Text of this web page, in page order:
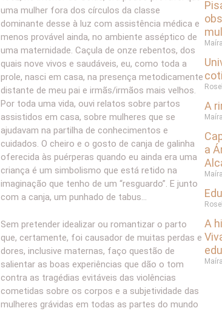
uma mulher fora dos círculos da classe
dominante desse à luz com assistência médica e
menos provável ainda, no ambiente asséptico de
uma maternidade. Caçula de onze rebentos, dos
quais nove vivos e saudáveis, eu, como toda a
prole, nasci em casa, na presença metodicamente
distante de meu pai e irmãs/irmãos mais velhos.
Por toda uma vida, ouvi relatos sobre partos
assistidos em casa, sobre mulheres que se
ajudavam na partilha de conhecimentos e
cuidados. O cheiro e o gosto de canja de galinha
oferecida às puérperas quando eu ainda era uma
criança é um simbolismo que está retido na
imaginação que tenho de um “resguardo”. E junto
com a canja, um punhado de tabus…
Sem pretender idealizar ou romantizar o parto
que, certamente, foi causador de muitas perdas e
dores, inclusive maternas, faço questão de
salientar as boas experiências que dão o tom
contra as tragédias evitáveis das violências
cometidas sobre os corpos e a subjetividade das
mulheres grávidas em todas as partes do mundo
A
a
A